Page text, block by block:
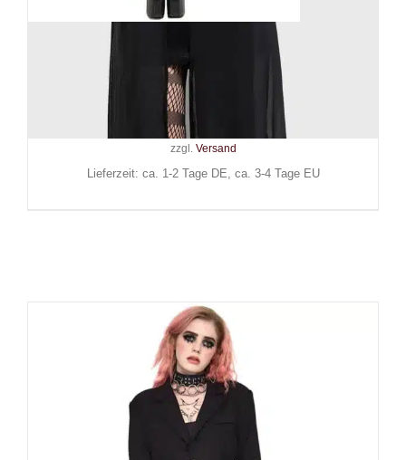
Killstar Kihilist Longtop
Acendance
69,90
Inkl. MwSt.
zzgl. Versand
Lieferzeit: ca. 1-2 Tage DE, ca. 3-4 Tage EU